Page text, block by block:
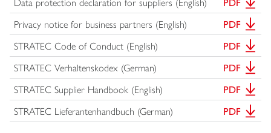
Privacy notice for business partners (English)
PDF
STRATEC Code of Conduct (English)
PDF
STRATEC Verhaltenskodex (German)
PDF
STRATEC Supplier Handbook (English)
PDF
STRATEC Lieferantenhandbuch (German)
PDF